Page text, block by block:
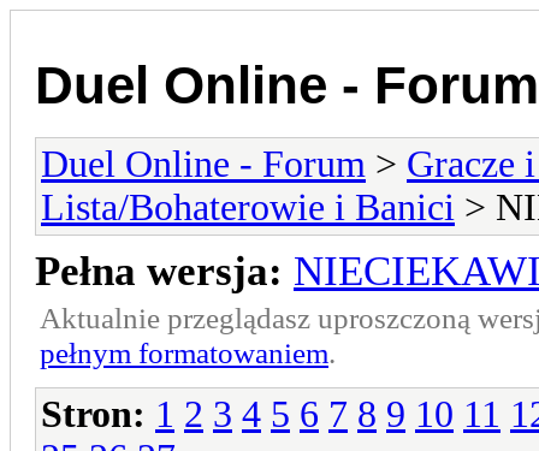
Duel Online - Forum
Duel Online - Forum > Gracze
Lista/Bohaterowie i Banici >
Pełna wersja:
Aktualnie przeglądasz uproszczoną
pełnym formatowaniem.
Stron: 1 2 3 4 5 6 7 8 9 10 11